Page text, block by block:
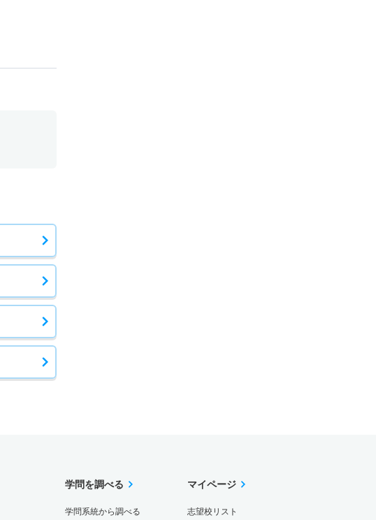
学問を調べる
学問系統から調べる
マイページ
志望校リスト